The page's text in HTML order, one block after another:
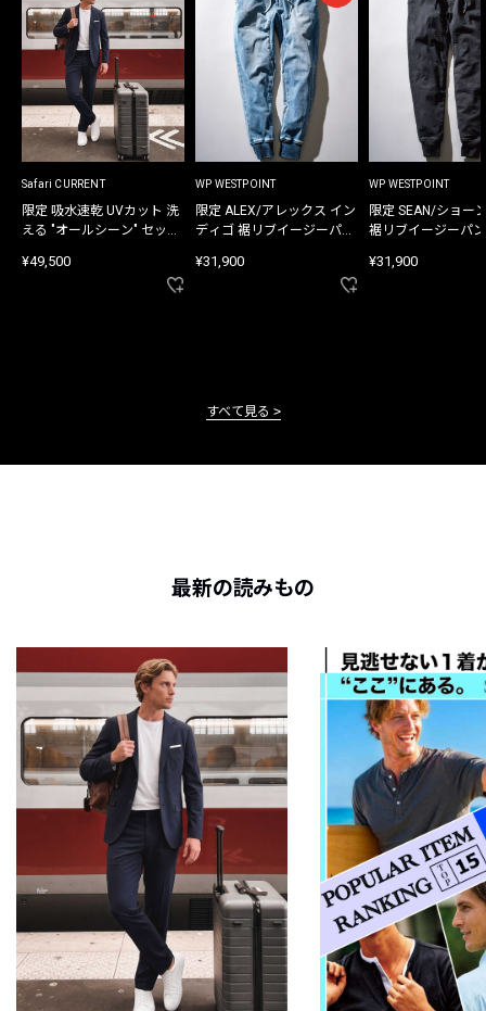
Safari CURRENT
限定 吸水速乾 UVカット 洗
える "オールシーン" セット
¥49,500
WP WESTPOINT
限定 ALEX/アレックス イン
ディゴ 裾リブイージーパン
¥31,900
WP WESTPOINT
限定 SEAN/ショー
裾リブイージーパ
¥31,900
すべて見る
最新の読みもの